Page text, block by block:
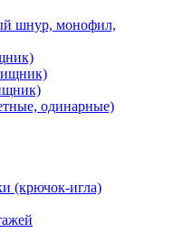
шнур, монофил,
одинарные)
(крючок-игла)